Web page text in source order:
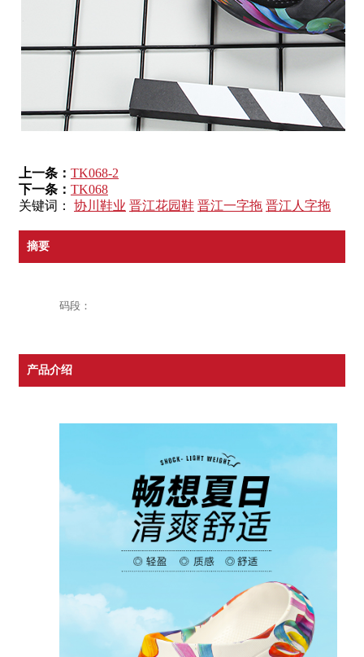
上一条： TK068-2
下一条： TK068
关键词： 协川鞋业 晋江花园鞋 晋江一字拖 晋江人字拖
摘要
码段：
产品介绍